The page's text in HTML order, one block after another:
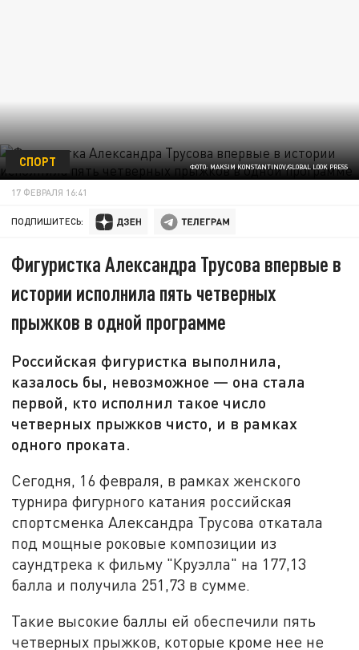
ФОТО: MAKSIM KONSTANTINOV/GLOBAL LOOK PRESS
СПОРТ
17 ФЕВРАЛЯ 16:41
ПОДПИШИТЕСЬ:
Фигуристка Александра Трусова впервые в
истории исполнила пять четверных
прыжков в одной программе
Российская фигуристка выполнила,
казалось бы, невозможное — она стала
первой, кто исполнил такое число
четверных прыжков чисто, и в рамках
одного проката.
Сегодня, 16 февраля, в рамках женского
турнира фигурного катания российская
спортсменка Александра Трусова откатала
под мощные роковые композиции из
саундтрека к фильму "Круэлла" на 177,13
балла и получила 251,73 в сумме.
Такие высокие баллы ей обеспечили пять
четверных прыжков, которые кроме нее не